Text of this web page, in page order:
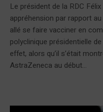
Le président de la RDC
appréhension par rapport
allé se faire vacciner en
polyclinique présidentielle
effet, alors qu’il s’était
AstraZeneca au début...